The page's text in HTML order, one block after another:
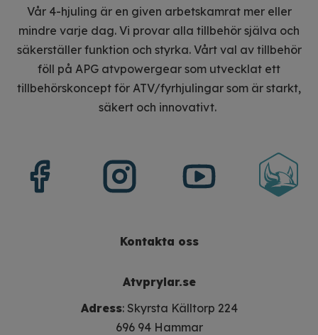
Vår 4-hjuling är en given arbetskamrat mer eller
mindre varje dag. Vi provar alla tillbehör själva och
säkerställer funktion och styrka. Vårt val av tillbehör
föll på APG atvpowergear som utvecklat ett
tillbehörskoncept för ATV/fyrhjulingar som är starkt,
säkert och innovativt.
Kontakta oss
Atvprylar.se
Adress: Skyrsta Källtorp 224
696 94 Hammar